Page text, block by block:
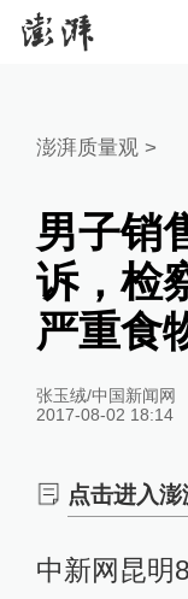
澎湃质量观>
男子销
诉，检
严重食
张玉绒/中国新闻网
2017-08-02 18:14
点击进入
中新网昆明